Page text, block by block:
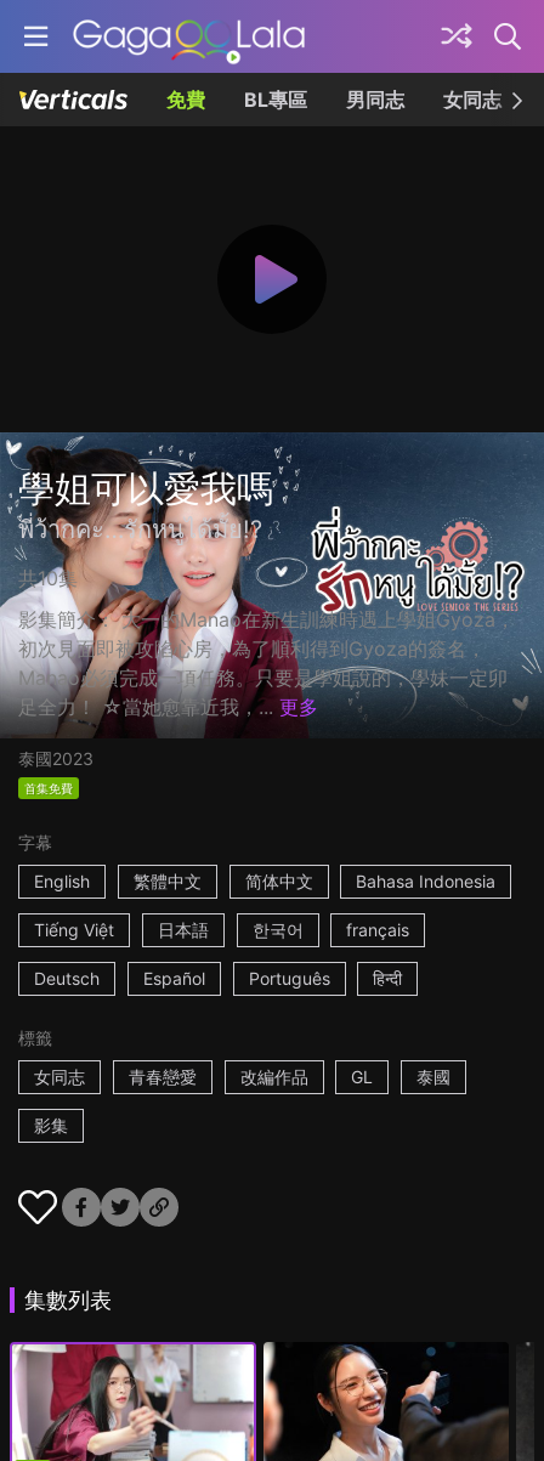
免費 BL專區 男同志 女同志
學姐可以愛我嗎
พี่ว้ากคะ…รักหนูได้มั้ย!?
共10集
影集簡介： 大一的Manao在新生訓練時遇上學姐Gyoza，
初次見面即被攻陷心房，為了順利得到Gyoza的簽名，
Manao必須完成一項任務。只要是學姐說的，學妹一定卯
足全力！ ☆當她愈靠近我，... 更多
泰國2023
首集免費
字幕
English
繁體中文 简体中文 Bahasa Indonesia
Tiếng Việt 日本語 한국어 français
Deutsch Español Português हिन्दी
標籤
女同志
青春戀愛 改編作品 GL 泰國
影集
集數列表